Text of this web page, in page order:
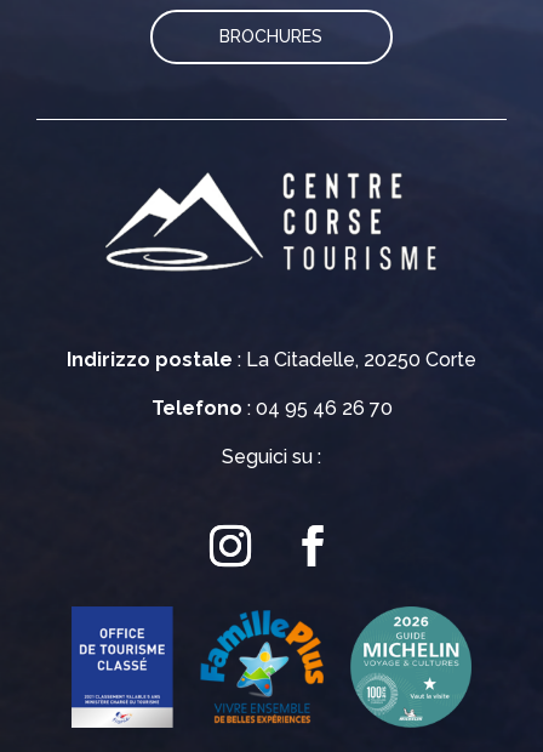
Indirizzo postale : La Citadelle, 20250 Corte
Telefono : 04 95 46 26 70
Seguici su :
BROCHURES